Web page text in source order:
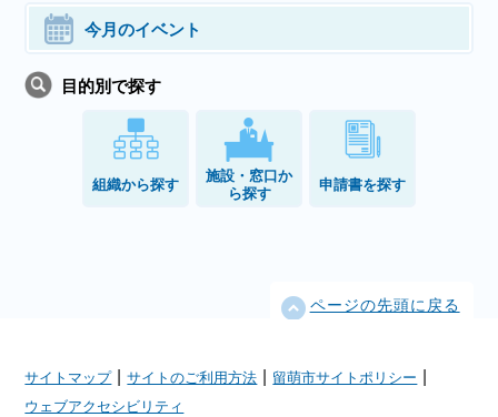
今月のイベント
目的別で探す
組織から探す
施設・窓口か
ら探す
申請書を探す
ページの先頭に戻る
サイトマップ サイトのご利用方法 留萌市サイトポリシー
ウェブアクセシビリティ